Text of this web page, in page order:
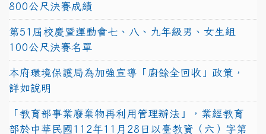
800公尺決賽成績
第51屆校慶暨運動會七、八、九年級男、女生組
100公尺決賽名單
本府環境保護局為加強宣導「廚餘全回收」政策，
詳如說明
「教育部事業廢棄物再利用管理辦法」，業經教育
部於中華民國112年11月28日以臺教資（六）字第